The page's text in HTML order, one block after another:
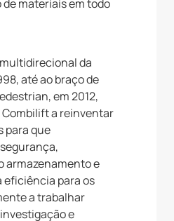
materiais em todo
da
até ao braço de
em 2012,
a reinventar
para que
armazenamento e
eficiência para os
a trabalhar
e